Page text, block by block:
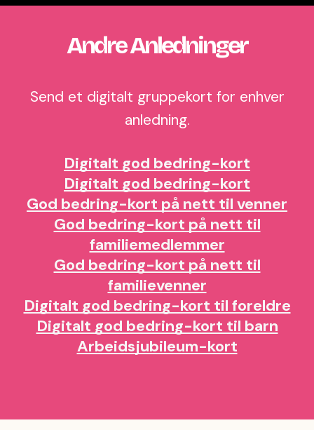
Andre Anledninger
Send et digitalt gruppekort for enhver
anledning.
Digitalt god bedring-kort
Digitalt god bedring-kort
God bedring-kort på nett til venner
God bedring-kort på nett til
familiemedlemmer
God bedring-kort på nett til
familievenner
Digitalt god bedring-kort til foreldre
Digitalt god bedring-kort til barn
Arbeidsjubileum-kort